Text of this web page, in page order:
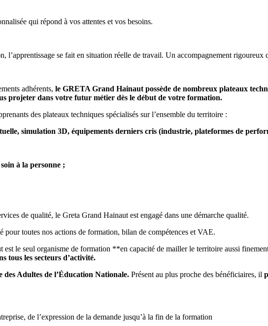
qui répond à vos attentes et vos besoins.
se fait en situation réelle de travail. Un accompagnement rigoureux
adhérents, le GRETA Grand Hainaut possède de nombreux plateaux
projeter dans votre futur métier dès le début de votre formation.
des plateaux techniques spécialisés sur l’ensemble du territoire :
simulation 3D, équipements derniers cris (industrie, plateformes de
à la personne ;
de qualité, le Greta Grand Hainaut est engagé dans une démarche qualité.
toutes nos actions de formation, bilan de compétences et VAE.
le seul organisme de formation **en capacité de mailler le territoire aussi
tous les secteurs d’activité.
Adultes de l’Éducation Nationale. Présent au plus proche des bénéficiaires, il
de l’expression de la demande jusqu’à la fin de la formation